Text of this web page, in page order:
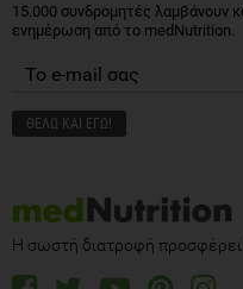
15.000 συνδρομητές λαμβάνουν
ενημέρωση από το medNutrition.
Η σωστή διατροφή προσφέρει